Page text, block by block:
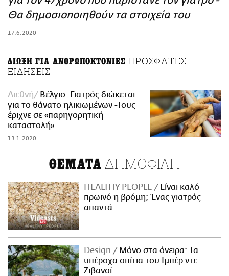
ΑΜΠΑ
Θα δημοσιοποιηθούν τα στοιχεία του
17.6.2020
ΔΙΩΞΗ ΓΙΑ ΑΝΘΡΩΠΟΚΤΟΝΙΕΣ ΠΡΟΣΦΑΤΕΣ
ΕΙΔΗΣΕΙΣ
Διεθνή
Βέλγιο: Γιατρός διώκεται
για το θάνατο ηλικιωμένων -Τους
έριχνε σε «παρηγορητική
καταστολή»
13.1.2020
ΘΕΜΑΤΑ ΔΗΜΟΦΙΛΗ
HEALTHY PEOPLE
Είναι καλό
πρωινό η βρόμη; Ένας γιατρός
απαντά
Design
Μόνο στα όνειρα: Τα
υπέροχα σπίτια του Ιμπέρ ντε
Ζιβανσί